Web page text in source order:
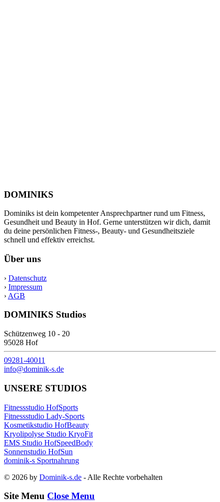
DOMINIKS
Dominiks ist dein kompetenter Ansprechpartner rund um Fitness,
Gesundheit und Beauty in Hof. Gerne unterstützen wir dich, damit
du deine persönlichen Fitness-, Beauty- und Gesundheitsziele
schnell und effektiv erreichst.
Über uns
› Datenschutz
› Impressum
› AGB
DOMINIKS Studios
Schützenweg 10 - 20
95028 Hof
09281-40011
info@dominik-s.de
UNSERE STUDIOS
Fitnessstudio HofSports
Fitnessstudio Lady-Sports
Kosmetikstudio HofBeauty
Kryolipolyse Studio KryoFit
EMS Studio HofSpeedBody
Sonnenstudio HofSun
dominik-s Sportnahrung
© 2026 by Dominik-s.de - Alle Rechte vorbehalten
Site Menu Close Menu